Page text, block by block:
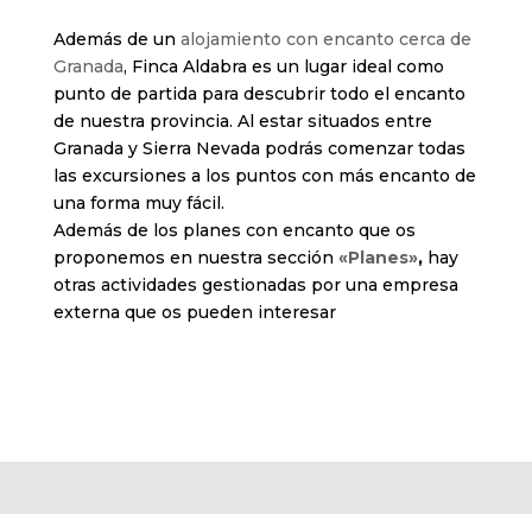
Además de un alojamiento con encanto cerca de
Granada, Finca Aldabra es un lugar ideal como
punto de partida para descubrir todo el encanto
de nuestra provincia. Al estar situados entre
Granada y Sierra Nevada podrás comenzar todas
las excursiones a los puntos con más encanto de
una forma muy fácil.
Además de los planes con encanto que os
proponemos en nuestra sección «Planes»,hay
otras actividades gestionadas por una empresa
externa que os pueden interesar